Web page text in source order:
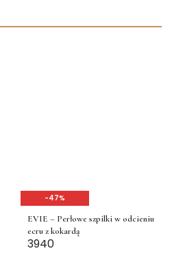
-47%
EVIE – Perłowe szpilki w odcieniu
ecru z kokardą
3940